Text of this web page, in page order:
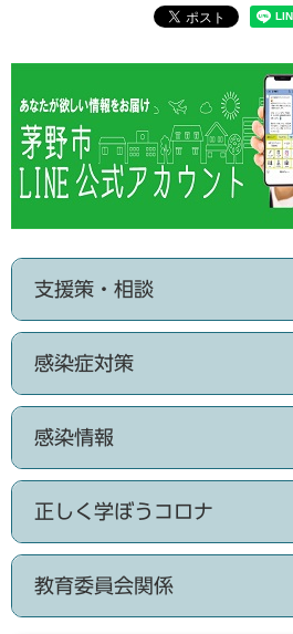
支援策・相談
感染症対策
感染情報
正しく学ぼうコロナ
教育委員会関係